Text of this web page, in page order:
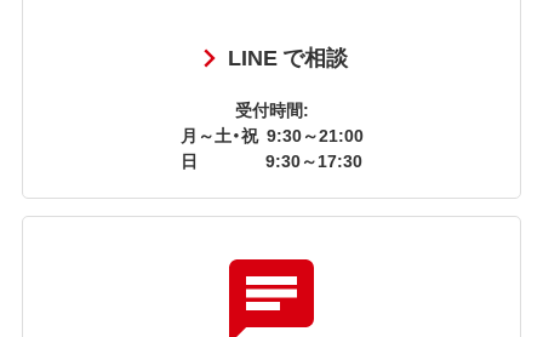
LINE で相談
受付時間:
月～土・祝 9:30～21:00
日
9:30～17:30